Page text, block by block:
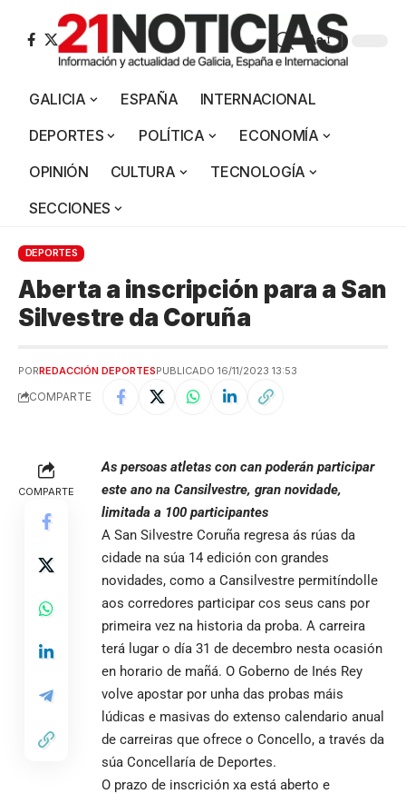
Aa
GALICIA ESPAÑA
INTERNACIONAL
DEPORTES
POLÍTICA
ECONOMÍA
OPINIÓN
CULTURA
TECNOLOGÍA
SECCIONES
DEPORTES
Aberta a inscripción para a San
Silvestre da Coruña
PORREDACCIÓN DEPORTESPUBLICADO 16/11/2023 13:53
COMPARTE
COMPARTE
As persoas atletas con can poderán participar
este ano na Cansilvestre, gran novidade,
limitada a 100 participantes
A San Silvestre Coruña regresa ás rúas da
cidade na súa 14 edición con grandes
novidades, como a Cansilvestre permitíndolle
aos corredores participar cos seus cans por
primeira vez na historia da proba. A carreira
terá lugar o día 31 de decembro nesta ocasión
en horario de mañá. O Goberno de Inés Rey
volve apostar por unha das probas máis
lúdicas e masivas do extenso calendario anual
de carreiras que ofrece o Concello, a través da
súa Concellaría de Deportes.
O prazo de inscrición xa está aberto e